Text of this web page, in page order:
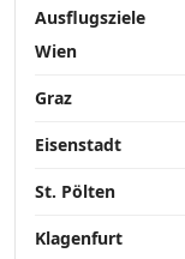
Ausflugsziele
Wien
Graz
Eisenstadt
St. Pölten
Klagenfurt